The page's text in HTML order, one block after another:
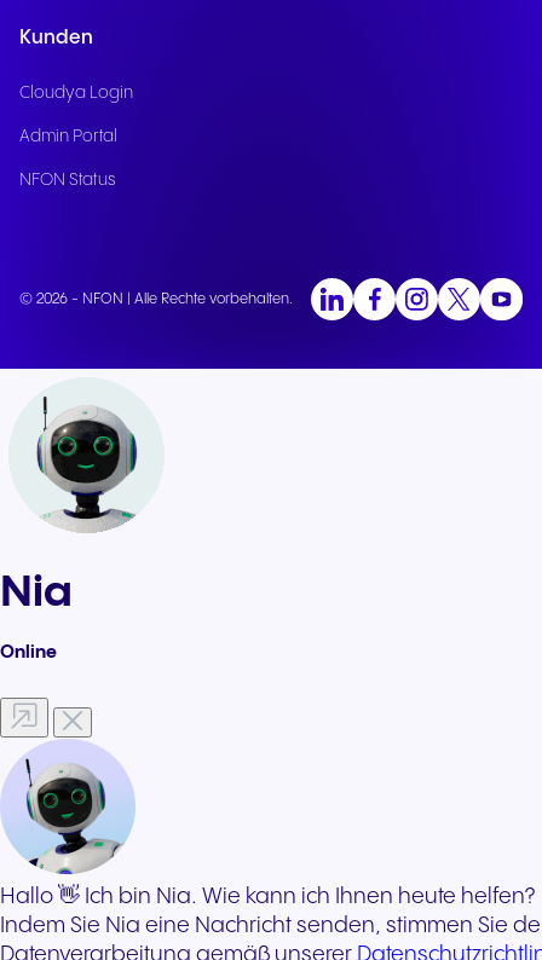
Kunden
Cloudya Login
Admin Portal
NFON Status
© 2026 - NFON | Alle Rechte vorbehalten.